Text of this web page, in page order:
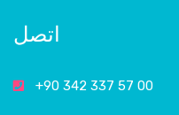
اتصل
+90 342 337 57 00